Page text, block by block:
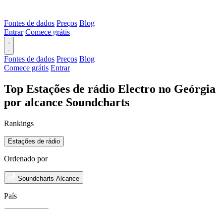
Fontes de dados Preços Blog
Entrar Comece grátis
Fontes de dados Preços Blog
Comece grátis Entrar
Top Estações de rádio Electro no Geórgia
por alcance Soundcharts
Rankings
Estações de rádio
Ordenado por
Soundcharts Alcance
País